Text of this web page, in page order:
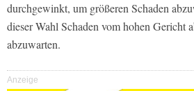
durchgewinkt, um größeren Schaden
dieser Wahl Schaden vom hohen Gericht
abzuwarten.
Anzeige